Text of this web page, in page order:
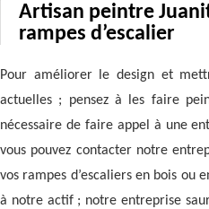
Artisan peintre
rampes d’escalier
Pour améliorer le design et
actuelles ; pensez à les faire
nécessaire de faire appel à une
vous pouvez contacter notre
vos rampes d’escaliers en bois ou
à notre actif ; notre entreprise